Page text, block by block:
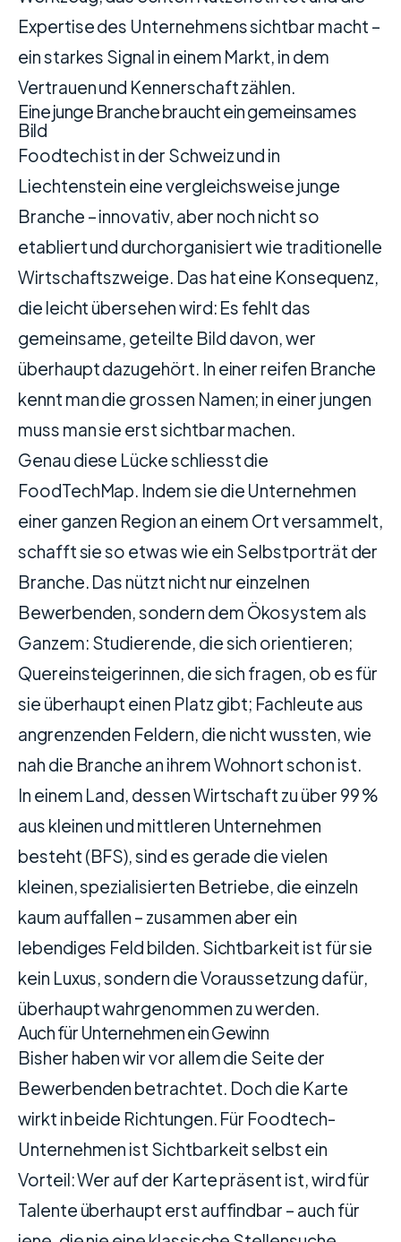
Expertise des Unternehmens sichtbar macht –
ein starkes Signal in einem Markt, in dem
Vertrauen und Kennerschaft zählen.
Eine junge Branche braucht ein gemeinsames
Bild
Foodtech ist in der Schweiz und in
Liechtenstein eine vergleichsweise junge
Branche – innovativ, aber noch nicht so
etabliert und durchorganisiert wie traditionelle
Wirtschaftszweige. Das hat eine Konsequenz,
die leicht übersehen wird: Es fehlt das
gemeinsame, geteilte Bild davon, wer
überhaupt dazugehört. In einer reifen Branche
kennt man die grossen Namen; in einer jungen
muss man sie erst sichtbar machen.
Genau diese Lücke schliesst die
FoodTechMap. Indem sie die Unternehmen
einer ganzen Region an einem Ort versammelt,
schafft sie so etwas wie ein Selbstporträt der
Branche. Das nützt nicht nur einzelnen
Bewerbenden, sondern dem Ökosystem als
Ganzem: Studierende, die sich orientieren;
Quereinsteigerinnen, die sich fragen, ob es für
sie überhaupt einen Platz gibt; Fachleute aus
angrenzenden Feldern, die nicht wussten, wie
nah die Branche an ihrem Wohnort schon ist.
In einem Land, dessen Wirtschaft zu über 99 %
aus kleinen und mittleren Unternehmen
besteht (BFS), sind es gerade die vielen
kleinen, spezialisierten Betriebe, die einzeln
kaum auffallen – zusammen aber ein
lebendiges Feld bilden. Sichtbarkeit ist für sie
kein Luxus, sondern die Voraussetzung dafür,
überhaupt wahrgenommen zu werden.
Auch für Unternehmen ein Gewinn
Bisher haben wir vor allem die Seite der
Bewerbenden betrachtet. Doch die Karte
wirkt in beide Richtungen. Für Foodtech-
Unternehmen ist Sichtbarkeit selbst ein
Vorteil: Wer auf der Karte präsent ist, wird für
Talente überhaupt erst auffindbar – auch für